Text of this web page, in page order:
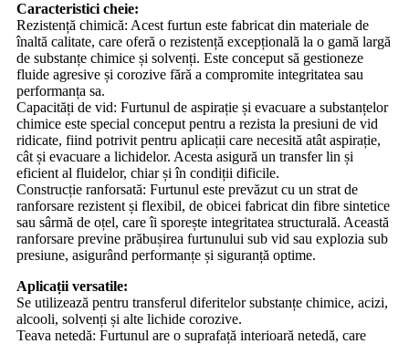
Caracteristici cheie:
Rezistență chimică: Acest furtun este fabricat din materiale de
înaltă calitate, care oferă o rezistență excepțională la o gamă largă
de substanțe chimice și solvenți. Este conceput să gestioneze
fluide agresive și corozive fără a compromite integritatea sau
performanța sa.
Capacități de vid: Furtunul de aspirație și evacuare a substanțelor
chimice este special conceput pentru a rezista la presiuni de vid
ridicate, fiind potrivit pentru aplicații care necesită atât aspirație,
cât și evacuare a lichidelor. Acesta asigură un transfer lin și
eficient al fluidelor, chiar și în condiții dificile.
Construcție ranforsată: Furtunul este prevăzut cu un strat de
ranforsare rezistent și flexibil, de obicei fabricat din fibre sintetice
sau sârmă de oțel, care îi sporește integritatea structurală. Această
ranforsare previne prăbușirea furtunului sub vid sau explozia sub
presiune, asigurând performanțe și siguranță optime.
Aplicații versatile:
Se utilizează pentru transferul diferitelor substanțe chimice, acizi,
alcooli, solvenți și alte lichide corozive.
Teava netedă: Furtunul are o suprafață interioară netedă, care